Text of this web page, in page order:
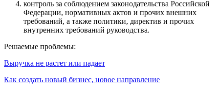
контроль за соблюдением законодательства Российской
Федерации, нормативных актов и прочих внешних
требований, а также политики, директив и прочих
внутренних требований руководства.
Решаемые проблемы:
Выручка не растет или падает
Как создать новый бизнес, новое направление